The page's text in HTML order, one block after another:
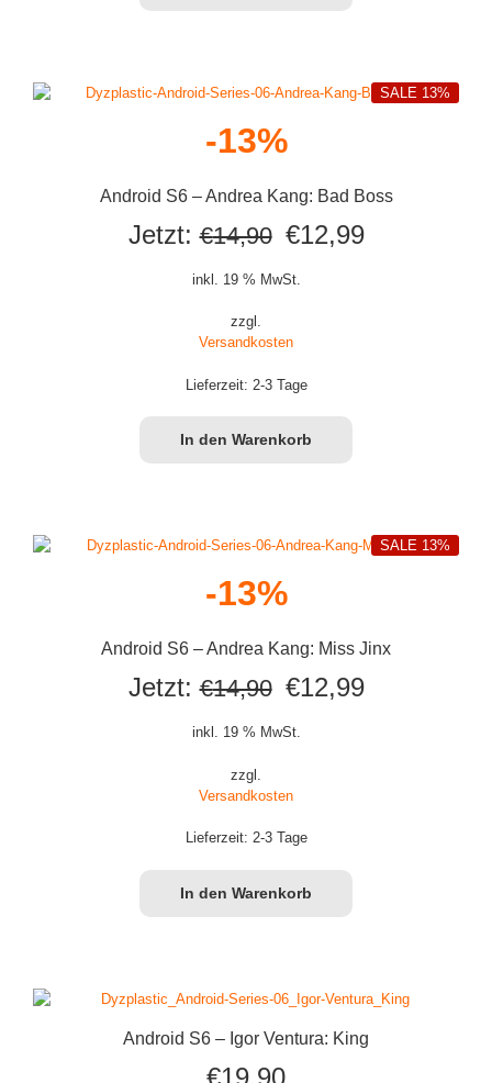
-13%
Android S6 – Andrea Kang: Bad Boss
SALE 13%
Jetzt: €14,90 Ursprünglicher
Preis
€14,90
€12,99Aktueller
inkl. 19 % MwSt.
zzgl.
Versandkosten
Lieferzeit: 2-3 Tage
In den Warenkorb
-13%
Android S6 – Andrea Kang: Miss Jinx
SALE 13%
Jetzt: €14,90 Ursprünglicher
Preis
€14,90
€12,99Aktueller
inkl. 19 % MwSt.
zzgl.
Versandkosten
Lieferzeit: 2-3 Tage
In den Warenkorb
Android S6 – Igor Ventura: King
€19,90